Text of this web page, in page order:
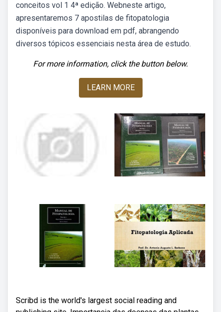
conceitos vol 1 4ª edição. Webneste artigo,
apresentaremos 7 apostilas de fitopatologia
disponíveis para download em pdf, abrangendo
diversos tópicos essenciais nesta área de estudo.
For more information, click the button below.
LEARN MORE
Scribd is the world's largest social reading and